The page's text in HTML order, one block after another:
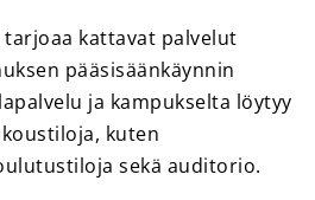
kattavat palvelut
pääsisäänkäynnin
ja kampukselta löytyy
kuten
sekä auditorio.